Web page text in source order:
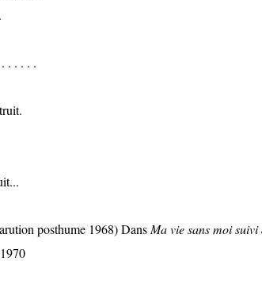
. . . . .
posthume 1968) Dans Ma vie sans moi suivi